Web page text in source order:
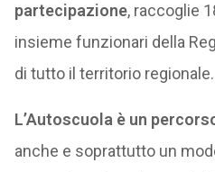
partecipazione, raccoglie
insieme funzionari della
di tutto il territorio regionale.
L’Autoscuola è un
anche e soprattutto un